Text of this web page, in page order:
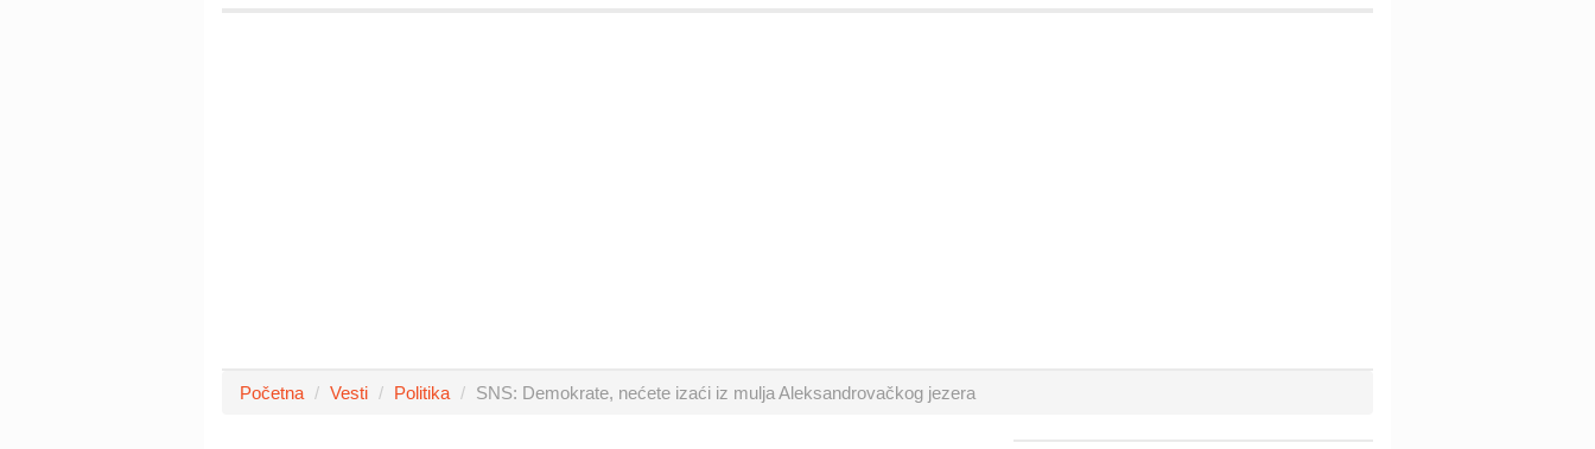
Početna Vesti Politika SNS: Demokrate, nećete izaći iz mulja Aleksandrovačkog jezera